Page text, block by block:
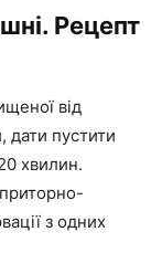
Рецепт
від
дати пустити
хвилин.
з одних